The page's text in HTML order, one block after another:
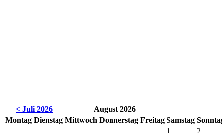
< Juli 2026
August 2026
Montag Dienstag Mittwoch Donnerstag Freitag Samstag So
1
2